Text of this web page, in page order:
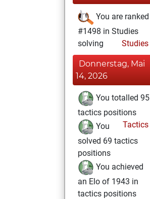
You are ranked
#1498 in Studies
solving
Studies
Donnerstag, Mai
14, 2026
You totalled 95
tactics positions
Tactics
You
solved 69 tactics
positions
You achieved
an Elo of 1943 in
tactics positions